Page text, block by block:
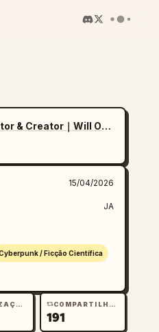
@いにしえ@AI Director & Creator｜Will Oldgram
15/04/2026
JA
/ Ficção Científica
VISUALIZAÇÕES COMPARTILHAMENTOS
191